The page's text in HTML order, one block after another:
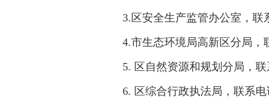
3.区安全生产监管办公室，联
4.市生态环境局高新区分局，
5. 区自然资源和规划分局，联
6. 区综合行政执法局，联系电